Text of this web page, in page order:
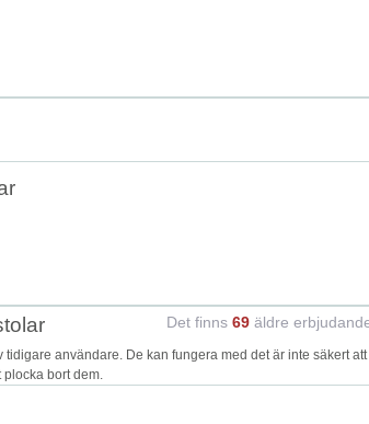
Det finns 69 äldre
användare. De kan fungera med det är inte säkert att
bort dem.